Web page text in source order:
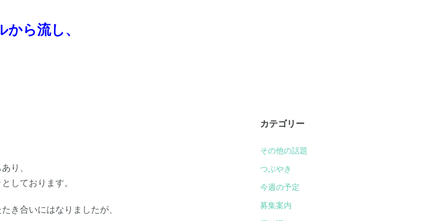
ら流し、
り、
しております。
き合いにはなりましたが、
カテゴリー
その他の話題
つぶやき
今週の予定
募集案内